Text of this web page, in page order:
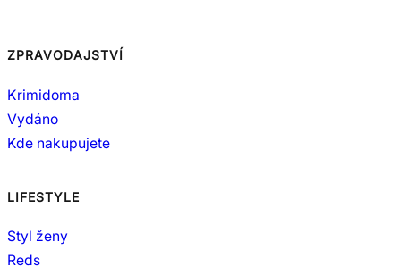
ZPRAVODAJSTVÍ
Krimidoma
Vydáno
Kde nakupujete
LIFESTYLE
Styl ženy
Reds